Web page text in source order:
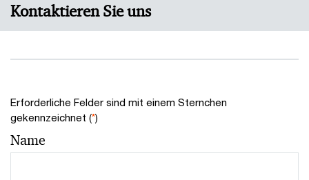
Kontaktieren Sie uns
Erforderliche Felder sind mit einem Sternchen
gekennzeichnet (*)
Name